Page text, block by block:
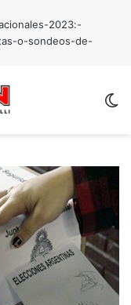
2023:-
o-sondeos-de-